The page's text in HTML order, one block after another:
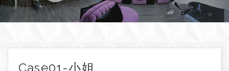
Case01-小姐